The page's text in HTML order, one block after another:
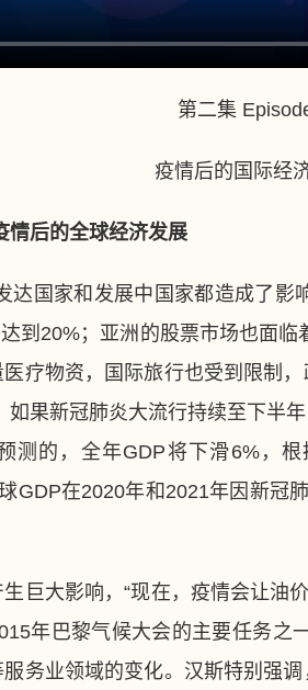
第二集
疫情后的国际经
情后的全球经济发展
国家和发展中国家都造成了影
到20%；亚洲的股票市场也面临
疗物资，国际旅行也受到限制
如果新冠肺炎大流行持续至下半
测的，全年GDP将下滑6%，
GDP在2020年和2021年因新冠
大影响，“现在，疫情会让油价
年巴黎气候大会的主要任务之
务业领域的变化。汉斯特别强